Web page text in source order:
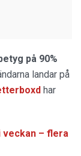
på 90%
landar på
har
veckan – flera